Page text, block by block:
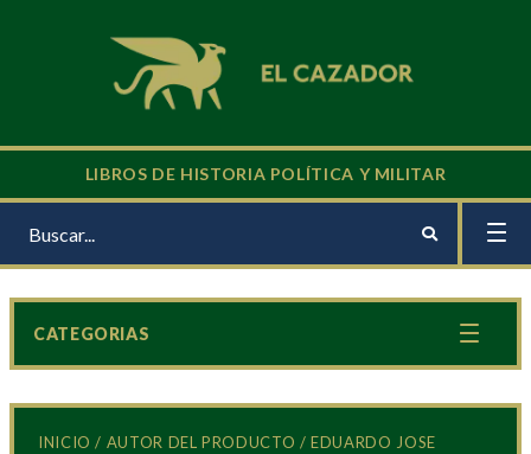
LIBROS DE HISTORIA POLÍTICA Y MILITAR
INICIO / AUTOR DEL PRODUCTO / EDUARDO JOSE
CATEGORIAS